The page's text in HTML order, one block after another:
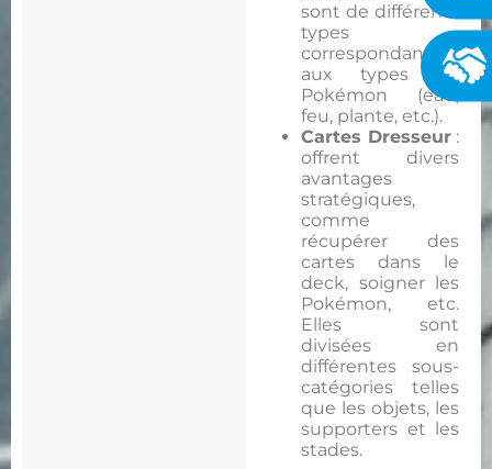
sont de différents
types
correspondant
aux types de
Pokémon (eau,
feu, plante, etc.).
Cartes Dresseur:
offrent divers
avantages
stratégiques,
comme
récupérer des
cartes dans le
deck, soigner les
Pokémon, etc.
Elles sont
divisées en
différentes sous-
catégories telles
que les objets, les
supporters et les
stades.